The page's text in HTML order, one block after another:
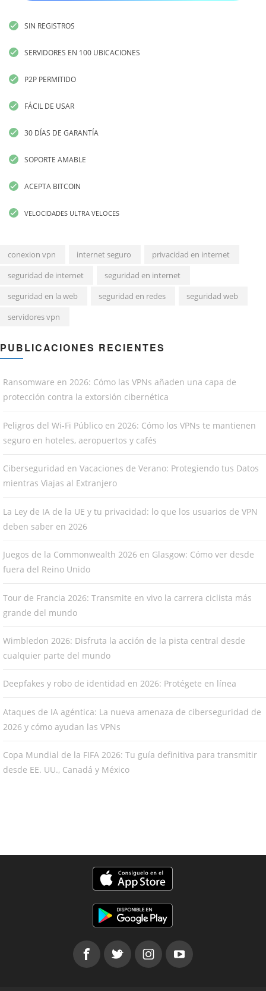
SIN REGISTROS
SERVIDORES EN 100 UBICACIONES
P2P PERMITIDO
FÁCIL DE USAR
30 DÍAS DE GARANTÍA
SOPORTE AMABLE
ACEPTA BITCOIN
VELOCIDADES ULTRA VELOCES
conexion vpn internet seguro
privacidad en internet
seguridad de internet
seguridad en internet
seguridad en la web
seguridad en redes
seguridad web
servidores vpn
PUBLICACIONES RECIENTES
Ransomware en 2026: Cómo las VPNs añaden una capa de
protección contra la extorsión cibernética
Peligros del Wi-Fi Público en 2026: Cómo los VPNs te mantienen
seguro en hoteles, aeropuertos y cafés
Ciberseguridad en Vacaciones de Verano: Protegiendo tus Datos
mientras Viajas al Extranjero
La Ley de IA de la UE y tu privacidad: lo que los usuarios de VPN
deben saber en 2026
Juegos de la Commonwealth 2026 en Glasgow: Cómo ver desde
fuera del Reino Unido
Tour de Francia 2026: Transmite en vivo la carrera ciclista más
grande del mundo
Wimbledon 2026: Disfruta la acción de la pista central desde
cualquier parte del mundo
Deepfakes y robo de identidad en 2026: Protégete en línea
Ataques de IA agéntica: La nueva amenaza de ciberseguridad de
2026 y cómo ayudan las VPNs
Copa Mundial de la FIFA 2026: Tu guía definitiva para transmitir
desde EE. UU., Canadá y México